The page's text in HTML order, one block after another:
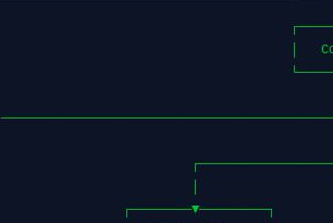
│
┌────────▼─────────┐